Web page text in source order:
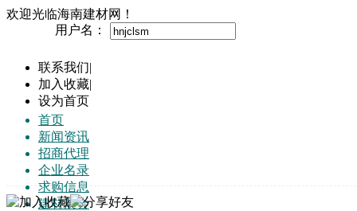
欢迎光临海南建材网！
用户名：
联系我们|
加入收藏|
设为首页
首页
新闻资讯
招商代理
企业名录
求购信息
建材展会